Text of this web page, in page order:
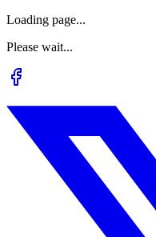
Loading page...
Please wait...